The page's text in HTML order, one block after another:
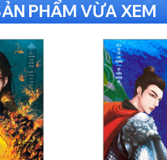
PHẨM VỪA XEM